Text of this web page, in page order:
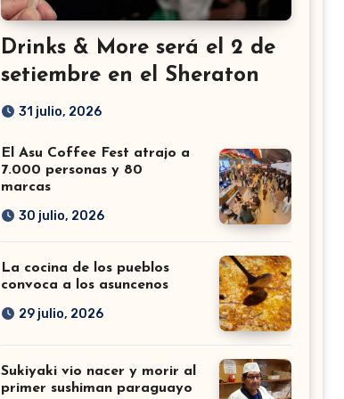
Drinks & More será el 2 de
setiembre en el Sheraton
31 julio, 2026
El Asu Coffee Fest atrajo a
7.000 personas y 80
marcas
30 julio, 2026
La cocina de los pueblos
convoca a los asuncenos
29 julio, 2026
Sukiyaki vio nacer y morir al
primer sushiman paraguayo